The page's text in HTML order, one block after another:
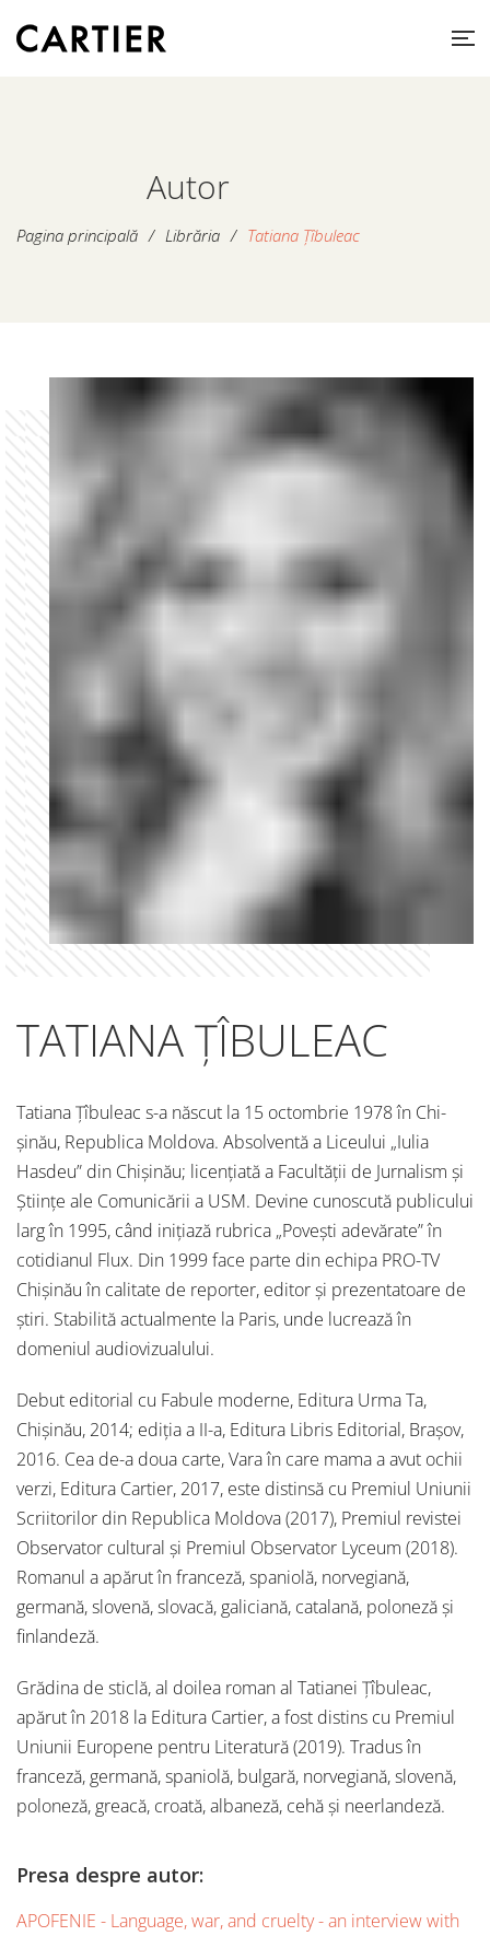
Autor
Pagina principală / Librăria / Tatiana Țîbuleac
TATIANA ȚÎBULEAC
Tatiana Țîbuleac s-a născut la 15 octombrie 1978 în Chi­
șinău, Republica Moldova. Absolventă a Liceului „Iulia
Hasdeu” din Chișinău; licențiată a Facultății de Jurnalism și
Științe ale Comunicării a USM. Devine cunoscută publicului
larg în 1995, când inițiază rubrica „Povești adevărate” în
cotidianul Flux. Din 1999 face parte din echipa PRO-TV
Chișinău în calitate de reporter, editor și prezentatoare de
știri. Stabilită actualmente la Paris, unde lucrează în
domeniul audiovizualului.
Debut editorial cu Fabule moderne, Editura Urma Ta,
Chișinău, 2014; ediția a II-a, Editura Libris Editorial, Brașov,
2016. Cea de-a doua carte, Vara în care mama a avut ochii
verzi, Editura Car­tier, 2017, este distinsă cu Premiul Uniunii
Scriitorilor din Republica Moldova (2017), Premiul revistei
Observator cultural și Premiul Observator Lyceum (2018).
Romanul a apărut în franceză, spaniolă, norvegiană,
germană, slovenă, slovacă, galiciană, catalană, polo­neză și
finlandeză.
Grădina de sticlă, al doilea roman al Tatianei Țîbuleac,
apărut în 2018 la Editura Cartier, a fost distins cu Premiul
Uniunii Europene pentru Literatură (2019). Tradus în
franceză, germană, spaniolă, bulgară, norvegiană, slovenă,
poloneză, greacă, croată, albaneză, cehă și neerlandeză.
Presa despre autor:
APOFENIE - Language, war, and cruelty - an interview with